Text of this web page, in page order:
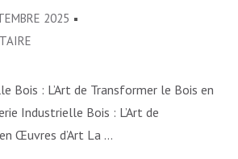
2025
MENUISERIE
INDUSTRIELLE
BOIS
Bois : L’Art de Transformer le Bois en
Industrielle Bois : L’Art de
Œuvres d’Art La …